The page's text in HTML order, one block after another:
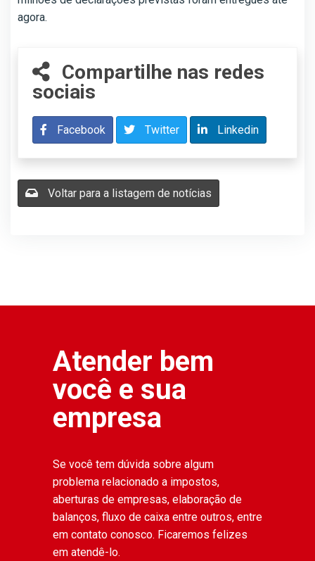
agora.
Compartilhe nas redes
sociais
Facebook Twitter Linkedin
Voltar para a listagem de notícias
Atender bem
você e sua
empresa
Se você tem dúvida sobre algum
problema relacionado a impostos,
aberturas de empresas, elaboração de
balanços, fluxo de caixa entre outros, entre
em contato conosco. Ficaremos felizes
em atendê-lo.